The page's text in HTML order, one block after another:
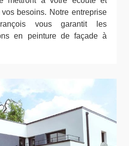
vos besoins. Notre entreprise
vous garantit les
en peinture de façade à